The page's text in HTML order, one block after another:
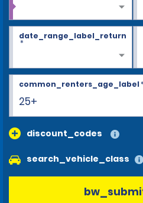
date_range_label_return
*
25+
common_renters_age_label*
discount_codes
search_vehicle_class